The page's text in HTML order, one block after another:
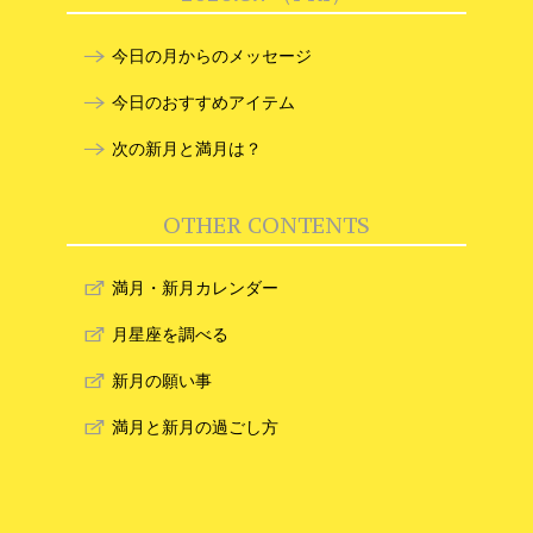
今日の月からのメッセージ
今日のおすすめアイテム
次の新月と満月は？
OTHER CONTENTS
満月・新月カレンダー
月星座を調べる
新月の願い事
満月と新月の過ごし方